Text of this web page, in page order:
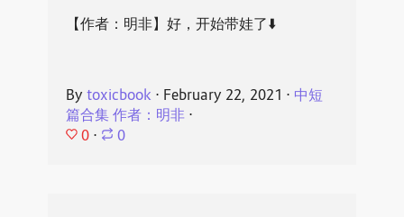
【作者：明非】好，开始带娃了⬇️
By toxicbook ⋅ February 22, 2021 ⋅ 中短
篇合集 作者：明非⋅
0 ⋅ 0